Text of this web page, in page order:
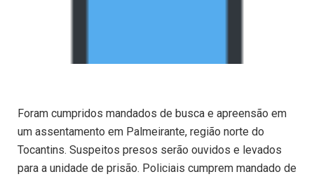
Foram cumpridos mandados de busca e apreensão em
um assentamento em Palmeirante, região norte do
Tocantins. Suspeitos presos serão ouvidos e levados
para a unidade de prisão. Policiais cumprem mandado de